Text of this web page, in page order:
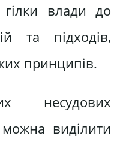
влади до
та підходів,
принципів.
несудових
виділити